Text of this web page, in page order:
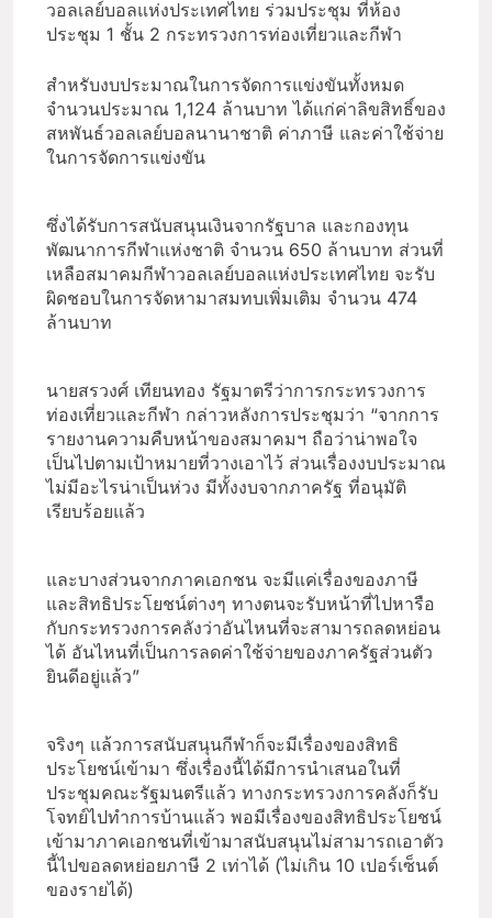
วอลเลย์บอลแห่งประเทศไทย ร่วมประชุม ที่ห้อง
ประชุม 1 ชั้น 2 กระทรวงการท่องเที่ยวและกีฬา
สำหรับงบประมาณในการจัดการแข่งขันทั้งหมด
จำนวนประมาณ 1,124 ล้านบาท ได้แก่ค่าลิขสิทธิ์ของ
สหพันธ์วอลเลย์บอลนานาชาติ ค่าภาษี และค่าใช้จ่าย
ในการจัดการแข่งขัน
ซึ่งได้รับการสนับสนุนเงินจากรัฐบาล และกองทุน
พัฒนาการกีฬาแห่งชาติ จำนวน 650 ล้านบาท ส่วนที่
เหลือสมาคมกีฬาวอลเลย์บอลแห่งประเทศไทย จะรับ
ผิดชอบในการจัดหามาสมทบเพิ่มเติม จำนวน 474
ล้านบาท
นายสรวงศ์ เทียนทอง รัฐมาตรีว่าการกระทรวงการ
ท่องเที่ยวและกีฬา กล่าวหลังการประชุมว่า “จากการ
รายงานความคืบหน้าของสมาคมฯ ถือว่าน่าพอใจ
เป็นไปตามเป้าหมายที่วางเอาไว้ ส่วนเรื่องงบประมาณ
ไม่มีอะไรน่าเป็นห่วง มีทั้งงบจากภาครัฐ ที่อนุมัติ
เรียบร้อยแล้ว
และบางส่วนจากภาคเอกชน จะมีแค่เรื่องของภาษี
และสิทธิประโยชน์ต่างๆ ทางตนจะรับหน้าที่ไปหารือ
กับกระทรวงการคลังว่าอันไหนที่จะสามารถลดหย่อน
ได้ อันไหนที่เป็นการลดค่าใช้จ่ายของภาครัฐส่วนตัว
ยินดีอยู่แล้ว”
จริงๆ แล้วการสนับสนุนกีฬาก็จะมีเรื่องของสิทธิ
ประโยชน์เข้ามา ซึ่งเรื่องนี้ได้มีการนำเสนอในที่
ประชุมคณะรัฐมนตรีแล้ว ทางกระทรวงการคลังก็รับ
โจทย์ไปทำการบ้านแล้ว พอมีเรื่องของสิทธิประโยชน์
เข้ามาภาคเอกชนที่เข้ามาสนับสนุนไม่สามารถเอาตัว
นี้ไปขอลดหย่อยภาษี 2 เท่าได้ (ไม่เกิน 10 เปอร์เซ็นต์
ของรายได้)